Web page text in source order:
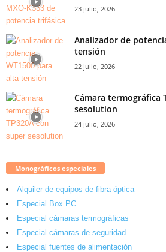
23 julio, 2026
Analizador de
tensión
22 julio, 2026
Cámara termográfica
sesolution
24 julio, 2026
Monográficos especiales
Alquiler de equipos de fibra óptica
Especial Box PC
Especial cámaras termográficas
Especial cámaras de seguridad
Especial fuentes de alimentación